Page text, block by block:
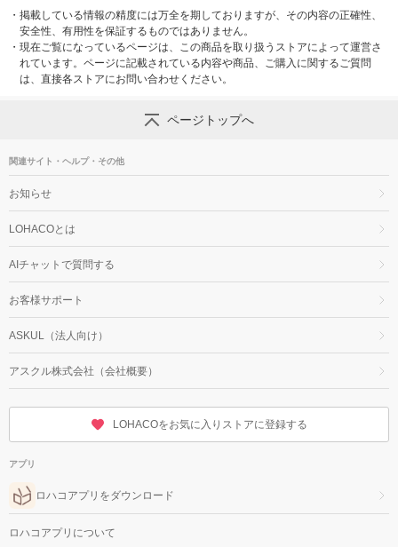
・ 掲載している情報の精度には万全を期しておりますが、その内容の正確性、
安全性、有用性を保証するものではありません。
・ 現在ご覧になっているページは、この商品を取り扱うストアによって運営さ
れています。ページに記載されている内容や商品、ご購入に関するご質問
は、直接各ストアにお問い合わせください。
ページトップへ
関連サイト・ヘルプ・その他
お知らせ
LOHACOとは
AIチャットで質問する
お客様サポート
ASKUL（法人向け）
アスクル株式会社（会社概要）
LOHACOをお気に入りストアに登録する
アプリ
ロハコアプリをダウンロード
ロハコアプリについて